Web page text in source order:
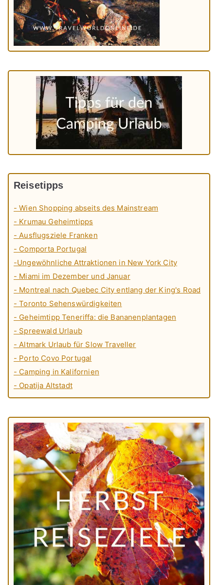
Reisetipps
- Wien Shopping abseits des Mainstream
- Krumau Geheimtipps
- Ausflugsziele Franken
- Comporta Portugal
-Ungewöhnliche Attraktionen in New York City
- Miami im Dezember und Januar
- Montreal nach Quebec City entlang der King's Road
- Toronto Sehenswürdigkeiten
- Geheimtipp Teneriffa: die Bananenplantagen
- Spreewald Urlaub
- Altmark Urlaub für Slow Traveller
- Porto Covo Portugal
- Camping in Kalifornien
- Opatija Altstadt